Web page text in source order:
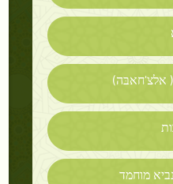
אלצ'חאבּה)
מוחמד